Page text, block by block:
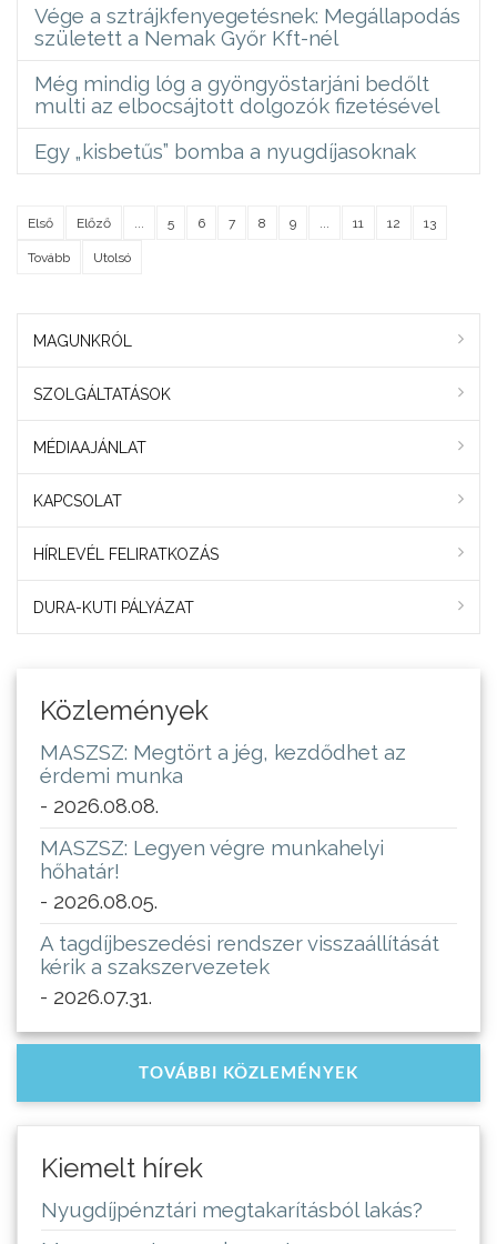
Vége a sztrájkfenyegetésnek: Megállapodás
született a Nemak Győr Kft-nél
Még mindig lóg a gyöngyöstarjáni bedőlt
multi az elbocsájtott dolgozók fizetésével
Egy „kisbetűs” bomba a nyugdíjasoknak
Első Előző 5 6 7 8 9 11 12 13
Tovább Utolsó
MAGUNKRÓL
SZOLGÁLTATÁSOK
MÉDIAAJÁNLAT
KAPCSOLAT
HÍRLEVÉL FELIRATKOZÁS
DURA-KUTI PÁLYÁZAT
Közlemények
MASZSZ: Megtört a jég, kezdődhet az
érdemi munka
- 2026.08.08.
MASZSZ: Legyen végre munkahelyi
hőhatár!
- 2026.08.05.
A tagdíjbeszedési rendszer visszaállítását
kérik a szakszervezetek
- 2026.07.31.
TOVÁBBI KÖZLEMÉNYEK
Kiemelt hírek
Nyugdíjpénztári megtakarításból lakás?